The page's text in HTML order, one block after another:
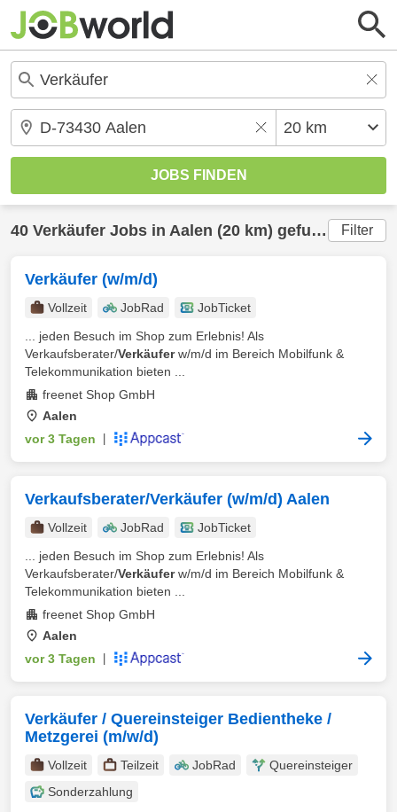
40 Verkäufer Jobs in Aalen (20 km) gefunden Filter
Verkäufer (w/m/d)
Vollzeit JobRad
JobTicket
... jeden Besuch im Shop zum Erlebnis! Als
Verkaufsberater/Verkäuferw/m/d im Bereich Mobilfunk &
Telekommunikation bieten ...
freenet Shop GmbH
Aalen
vor 3 Tagen
Verkaufsberater/Verkäufer (w/m/d) Aalen
Vollzeit JobRad
JobTicket
... jeden Besuch im Shop zum Erlebnis! Als
Verkaufsberater/Verkäuferw/m/d im Bereich Mobilfunk &
Telekommunikation bieten ...
freenet Shop GmbH
Aalen
vor 3 Tagen
Verkäufer / Quereinsteiger Bedientheke /
Metzgerei (m/w/d)
Vollzeit Teilzeit JobRad
Quereinsteiger
Sonderzahlung